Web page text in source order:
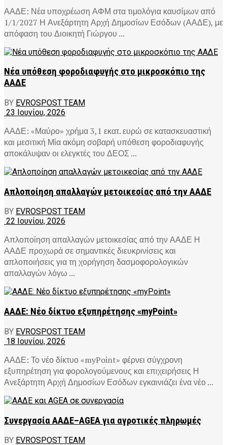
ΑΑΔΕ: Νέα υποχρέωση ΑΦΜ στα τιμολόγια καυσίμων από
1/1/2027 Η Ανεξάρτητη Αρχή Δημοσίων Εσόδων (ΑΑΔΕ), με
απόφαση του Διοικητή Γιώργου ...
Νέα υπόθεση φοροδιαφυγής στο μικροσκόπιο της
ΑΑΔΕ
BY EVROSPOST TEAM
23 Ιουνίου, 2026
ΑΑΔΕ: «Μαύρο» χρήμα 3,1 εκατ. ευρώ σε κατασκευαστική
και μεσιτική Μία ακόμη σοβαρή υπόθεση φοροδιαφυγής
αποκάλυψαν οι ελεγκτές του ΔΕΟΣ ...
Απλοποίηση απαλλαγών μετοικεσίας από την ΑΑΔΕ
BY EVROSPOST TEAM
22 Ιουνίου, 2026
Απλοποίηση απαλλαγών μετοικεσίας από την ΑΑΔΕ Η
ΑΑΔΕ προχωρά σε σημαντικές διευκρινίσεις και
απλοποιήσεις για τη χορήγηση δασμοφορολογικών
απαλλαγών λόγω ...
ΑΑΔΕ: Νέο δίκτυο εξυπηρέτησης «myPoint»
BY EVROSPOST TEAM
18 Ιουνίου, 2026
ΑΑΔΕ: Το νέο δίκτυο «myPoint» φέρνει σύγχρονη
εξυπηρέτηση για φορολογούμενους και επιχειρήσεις Η
Ανεξάρτητη Αρχή Δημοσίων Εσόδων εγκαινιάζει ένα νέο ...
Συνεργασία ΑΑΔΕ–AGEA για αγροτικές πληρωμές
BY EVROSPOST TEAM